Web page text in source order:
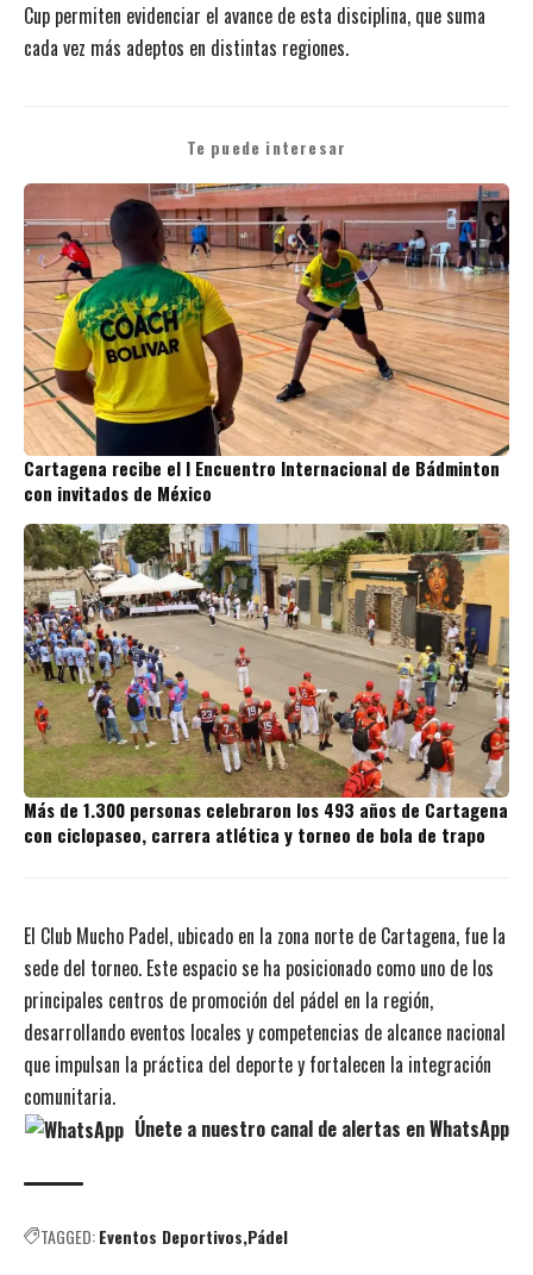
Cup permiten evidenciar el avance de esta disciplina, que suma
cada vez más adeptos en distintas regiones.
Te puede interesar
Cartagena recibe el I Encuentro Internacional de Bádminton
con invitados de México
Más de 1.300 personas celebraron los 493 años de Cartagena
con ciclopaseo, carrera atlética y torneo de bola de trapo
El Club Mucho Padel, ubicado en la zona norte de Cartagena, fue la
sede del torneo. Este espacio se ha posicionado como uno de los
principales centros de promoción del pádel en la región,
desarrollando eventos locales y competencias de alcance nacional
que impulsan la práctica del deporte y fortalecen la integración
comunitaria.
Únete a nuestro canal de alertas en WhatsApp
TAGGED:Eventos Deportivos Pádel